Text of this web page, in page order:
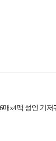
x4팩 성인 기저